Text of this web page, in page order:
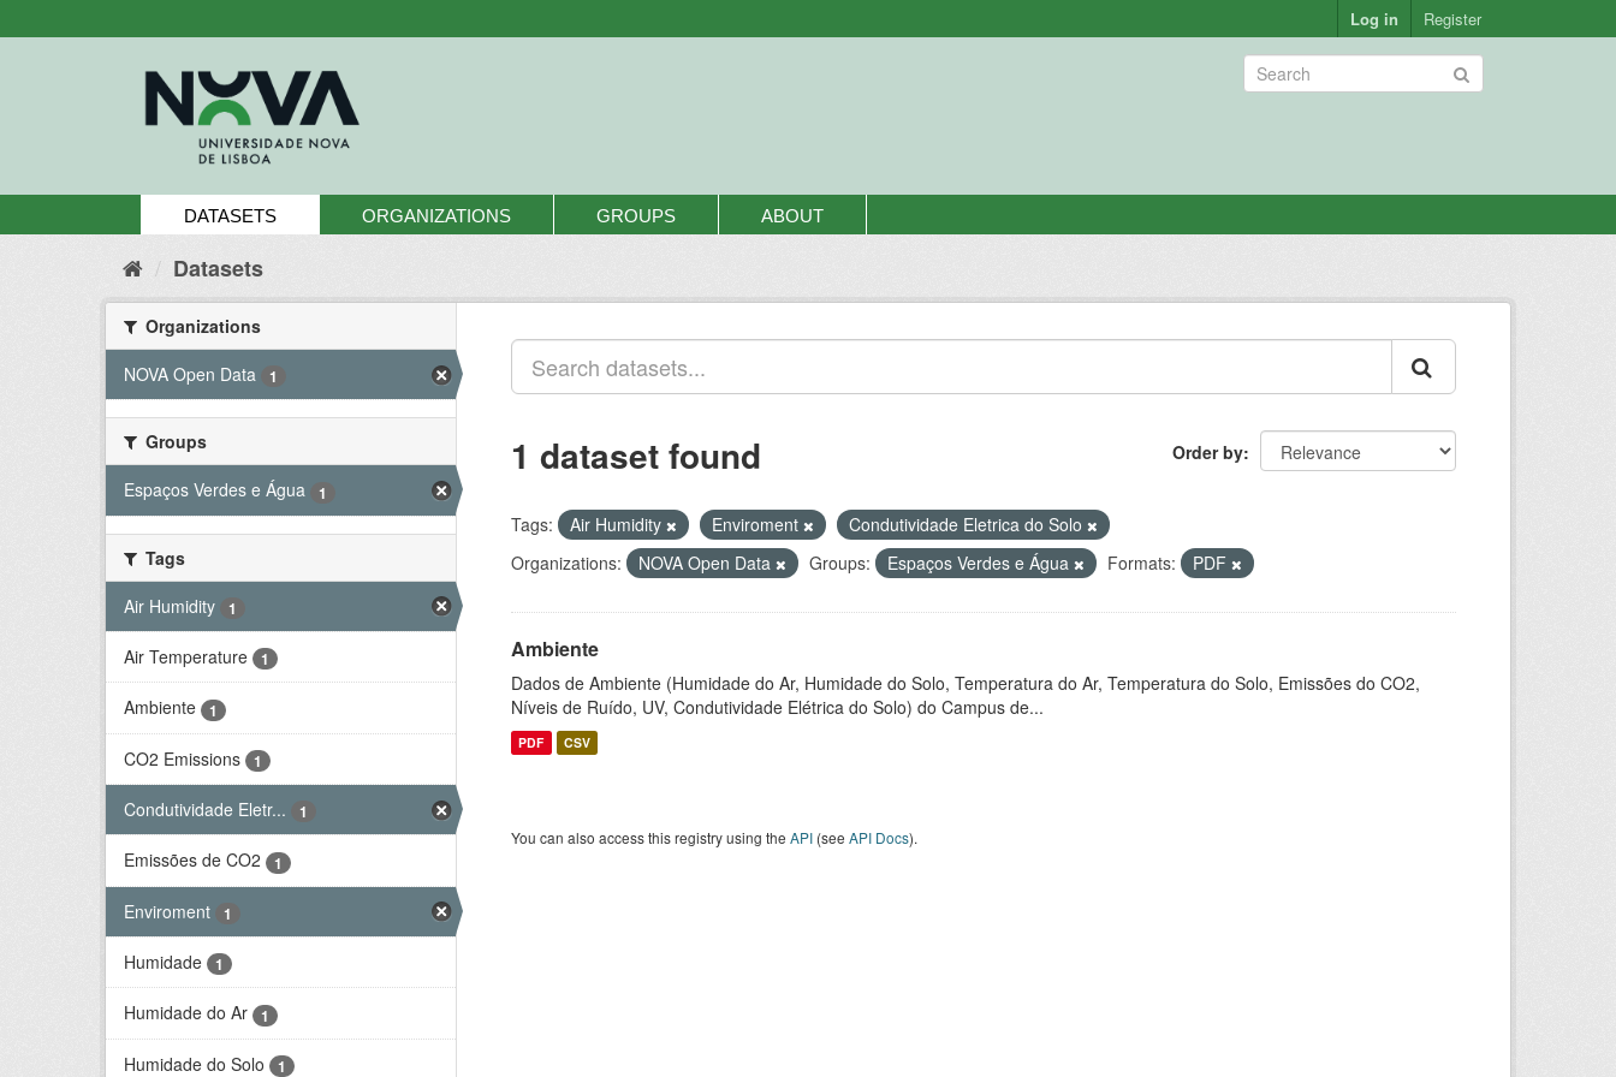
to
Log in Register
DATASETS ORGANIZATIONS GROUPS ABOUT
Datasets
Organizations
NOVA Open Data
1
Groups
Espaços Verdes e Água
1
Tags
Air Humidity
1
Air Temperature 1
Ambiente 1
CO2 Emissions 1
Condutividade Eletr... 1
Emissões de CO2 1
Enviroment 1
Humidade 1
Humidade do Ar 1
Humidade do Solo 1
Order by
1 dataset found
Tags: Air Humidity Enviroment
Condutividade Eletrica do Solo
Organizations:
NOVA Open Data Groups: Espaços Verdes e Água Formats: PDF
Ambiente
Dados de Ambiente (Humidade do Ar, Humidade do Solo, Temperatura do Ar, Temperatura do Solo, Emissões do CO2,
Níveis de Ruído, UV, Condutividade Elétrica do Solo) do Campus de...
PDF CSV
You can also access this registry using the API (see API Docs).